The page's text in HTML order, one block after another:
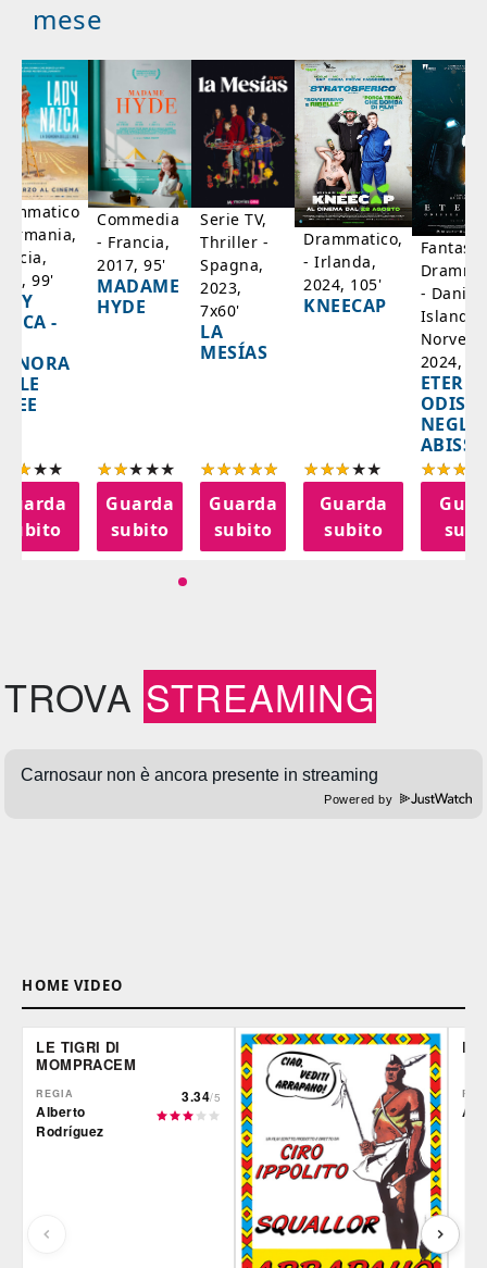
mese
99'
-
subito
Commedia
- Francia,
2017, 95'
MADAME
HYDE
Guarda
subito
Serie TV,
Thriller -
Spagna,
2023,
7x60'
LA
MESÍAS
Guarda
subito
Drammatico,
- Irlanda,
2024, 105'
KNEECAP
Guarda
subito
-
Islanda,
2024,
NEGLI
ABISSI
TROVA STREAMING
Powered by
HOME VIDEO
LE TIGRI DI
MOMPRACEM
REGIA
Alberto
Rodríguez
3.34/5